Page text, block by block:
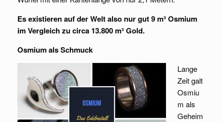
Es existieren auf der Welt also nur gut 9 m³ Osmium
im Vergleich zu circa 13.800 m³ Gold.
Osmium als Schmuck
Lange
Zeit galt
Osmiu
m als
Geheim